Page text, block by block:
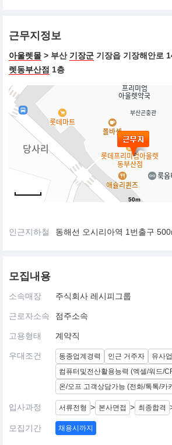
근무지정보
아울렛몰 > 부산 기장군 기장읍 기장해안로
렛동부산점 1층
50m
인근지하철 동해선 오시리아역 1번출구
모집내용
소속매장 주식회사 레시피그룹
근로자소속 점주소속
고용형태 계약직
우대조건 동종업계경력 인근 거주자
유사
컴퓨터및전산활용능력 (엑셀/워드/
온/오프 고객상담가능 (전화/톡톡/카
입사과정 서류전형 > 본사면접 > 최종합격
모집기간 채용시까지